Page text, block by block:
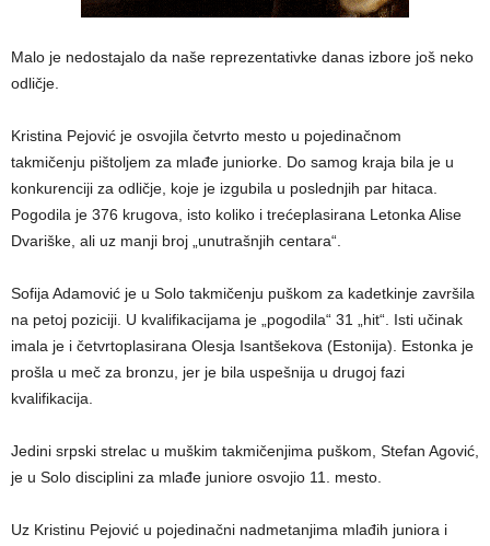
Malo je nedostajalo da naše reprezentativke danas izbore još neko
odličje.
Kristina Pejović je osvojila četvrto mesto u pojedinačnom
takmičenju pištoljem za mlađe juniorke. Do samog kraja bila je u
konkurenciji za odličje, koje je izgubila u poslednjih par hitaca.
Pogodila je 376 krugova, isto koliko i trećeplasirana Letonka Alise
Dvariške, ali uz manji broj „unutrašnjih centara“.
Sofija Adamović je u Solo takmičenju puškom za kadetkinje završila
na petoj poziciji. U kvalifikacijama je „pogodila“ 31 „hit“. Isti učinak
imala je i četvrtoplasirana Olesja Isantšekova (Estonija). Estonka je
prošla u meč za bronzu, jer je bila uspešnija u drugoj fazi
kvalifikacija.
Jedini srpski strelac u muškim takmičenjima puškom, Stefan Agović,
je u Solo disciplini za mlađe juniore osvojio 11. mesto.
Uz Kristinu Pejović u pojedinačni nadmetanjima mlađih juniora i